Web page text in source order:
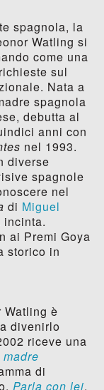
spagnola, la
Watling si
come una
sul
Nata a
spagnola
debutta al
anni con
nel 1993.
diverse
spagnole
nel
di Miguel
incinta.
ai Premi Goya
storico in
è
divenirlo
riceve una
di
Parla con lei.